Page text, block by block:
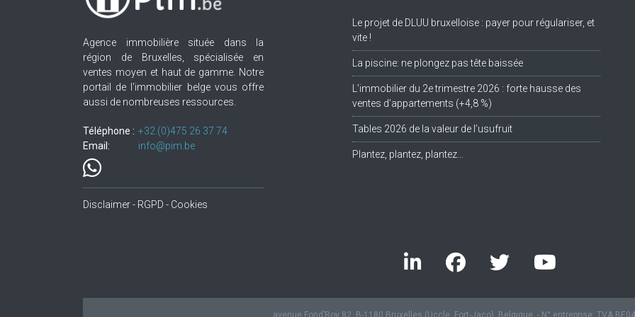
Agence immobilière située dans la
région de Bruxelles, spécialisée en
ventes moyen et haut de gamme. Notre
portail de l'immobilier belge vous offre
aussi de nombreuses ressources.
Téléphone : +32.(0)475 26 37 74
Email:
info@pim.be
Disclaimer - RGPD - Cookies
Le projet de DLUU bruxelloise : payer pour régulariser, et
vite !
La piscine: ne plongez pas tête baissée
L’immobilier du 2e trimestre 2026 : forte hausse des
ventes d’appartements (+4,8 %)
Tables 2026 de la valeur de l’usufruit
Plantez, plantez, plantez…
avenue Fond’Roy 82, B-1180 Bruxelles (Uccle, Fort-Jaco), Belgique. - N° entreprise: TVA